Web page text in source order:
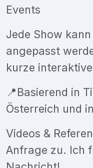
Events
Jede Show
angepasst
kurze
📍Basierend in
Österreich und
Videos &
Anfrage zu. Ich